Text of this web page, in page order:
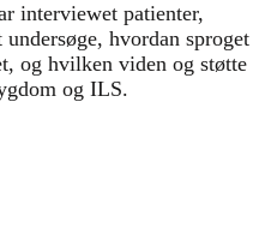
interviewet patienter,
hvordan sproget
og hvilken viden og støtte
og ILS.